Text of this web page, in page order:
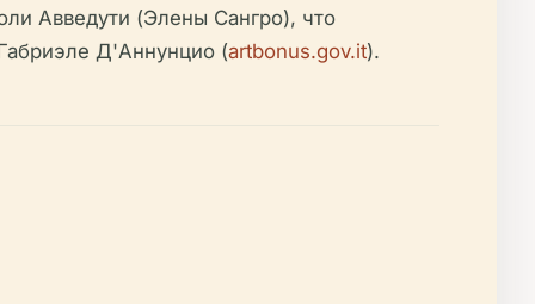
Авведути (Элены Сангро), что
Д'Аннунцио (artbonus.gov.it).